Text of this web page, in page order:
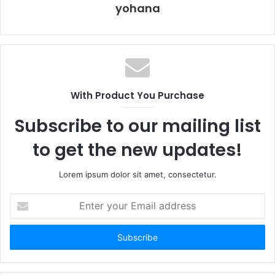
yohana
With Product You Purchase
Subscribe to our mailing list
to get the new updates!
Lorem ipsum dolor sit amet, consectetur.
t
r
y